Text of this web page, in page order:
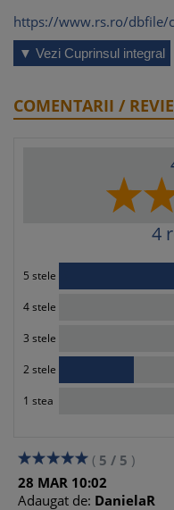
https://www.rs.ro/dbfile/
▼ Vezi Cuprinsul integral
COMENTARII /
4
5 stele
4 stele
3 stele
2 stele
1 stea
( 5 / 5 )
28 MAR 10:02
Adaugat de: DanielaR